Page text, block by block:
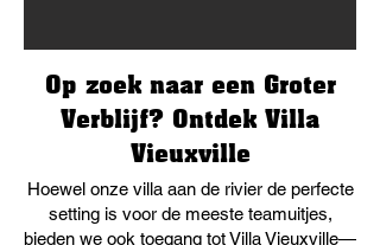
Op zoek naar een Groter
Verblijf? Ontdek Villa
Vieuxville
Hoewel onze villa aan de rivier de perfecte
setting is voor de meeste teamuitjes,
bieden we ook toegang tot Villa Vieuxville—